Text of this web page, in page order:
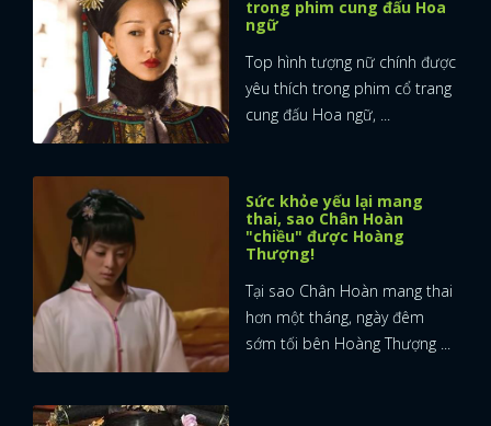
trong phim cung đấu Hoa
ngữ
Top hình tượng nữ chính được
yêu thích trong phim cổ trang
cung đấu Hoa ngữ, ...
Sức khỏe yếu lại mang
thai, sao Chân Hoàn
"chiều" được Hoàng
Thượng!
Tại sao Chân Hoàn mang thai
hơn một tháng, ngày đêm
sớm tối bên Hoàng Thượng ...